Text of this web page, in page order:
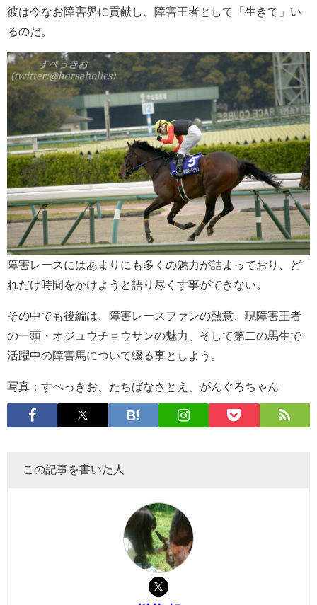
彼は今なお障害界に貢献し、障害王者として「生きて」い
るのだ。
障害レースにはあまりにも多くの魅力が詰まっており、ど
れだけ時間をかけようと語り尽くす事ができない。
その中でも後編は、障害レースファンの熱意、現障害王者
の一頭・オジュウチョウサンの魅力、そして第二の馬生で
活躍中の障害馬について綴る事としよう。
写真：すぺっきお、たちばなさとえ、がんぐろちゃん
この記事を書いた人